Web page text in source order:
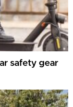
safety gear